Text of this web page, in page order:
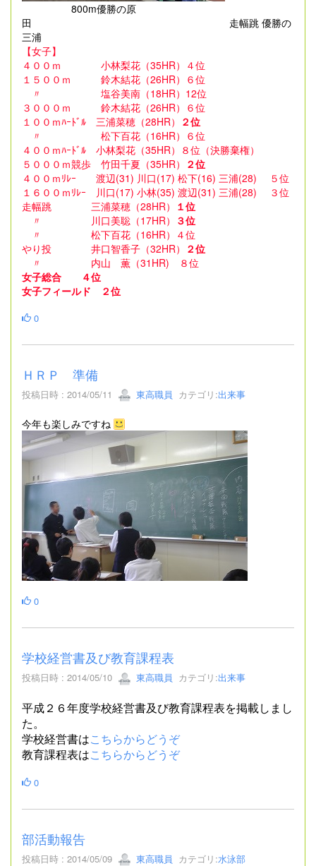
800m優勝の原
田 走幅跳 優勝の
三浦
【女子】
４００ｍ 小林梨花（35HR）４位
１５００ｍ 鈴木結花（26HR）６位
〃 塩谷美南（18HR）12位
３０００ｍ 鈴木結花（26HR）６位
１００ｍﾊｰﾄﾞﾙ 三浦菜穂（28HR） ２位
〃 松下百花（16HR）６位
４００ｍﾊｰﾄﾞﾙ 小林梨花（35HR）８位（決勝棄権）
５０００ｍ競歩 竹田千夏（35HR） ２位
４００ｍﾘﾚｰ 渡辺(31) 川口(17) 松下(16) 三浦(28) ５位
１６００ｍﾘﾚｰ 川口(17) 小林(35) 渡辺(31) 三浦(28) ３位
走幅跳 三浦菜穂（28HR） １位
〃 川口美聡（17HR） ３位
〃 松下百花（16HR）４位
やり投 井口智香子（32HR） ２位
〃 内山 薫（31HR) ８位
女子総合 ４位
女子フィールド ２位
0
ＨＲＰ 準備
投稿日時 : 2014/05/11 東高職員 カテゴリ:出来事
今年も楽しみですね
0
学校経営書及び教育課程表
投稿日時 : 2014/05/10 東高職員 カテゴリ:出来事
平成２６年度学校経営書及び教育課程表を掲載しまし
た。
学校経営書はこちらからどうぞ
教育課程表はこちらからどうぞ
0
部活動報告
投稿日時 : 2014/05/09 東高職員 カテゴリ:水泳部